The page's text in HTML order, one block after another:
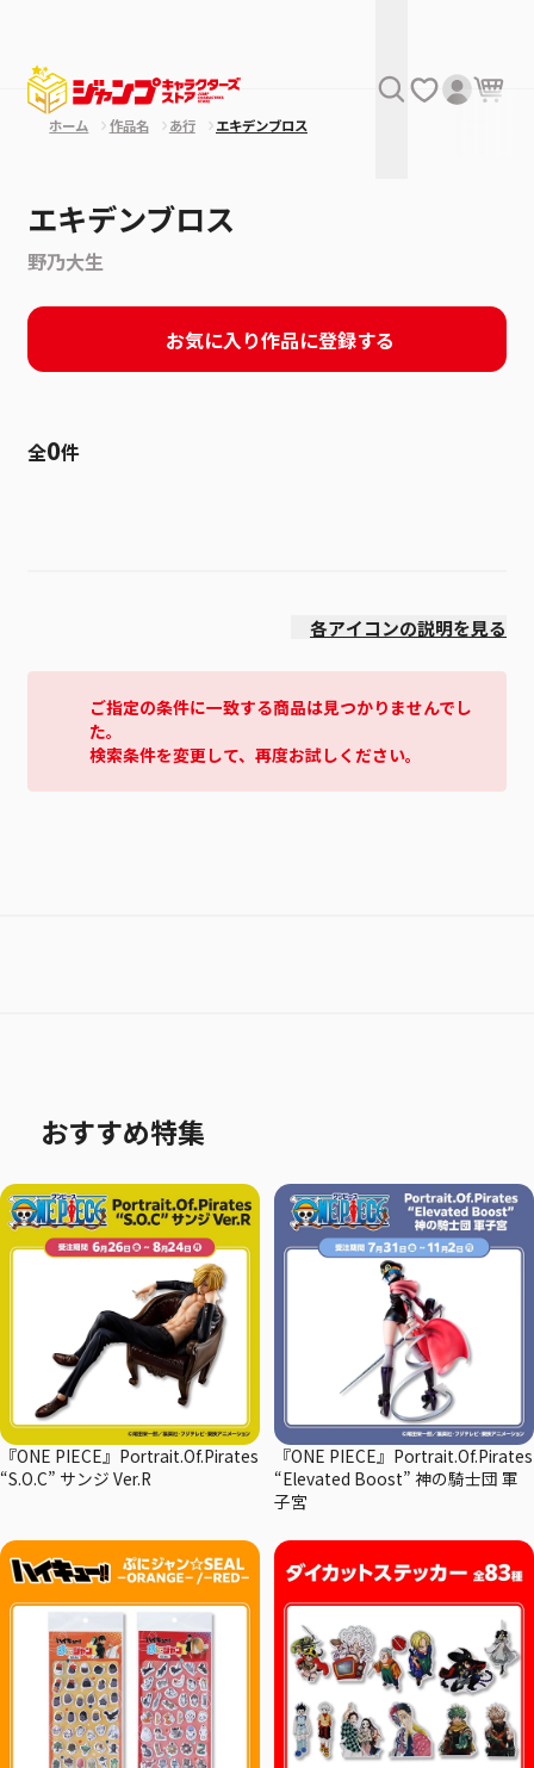
ホーム 作品名 あ行 エキデンブロス
エキデンブロス
野乃大生
お気に入り作品に登録する
全0件
各アイコンの説明を見る
ご指定の条件に一致する商品は見つかりませんでし
た。
検索条件を変更して、再度お試しください。
おすすめ特集
『ONE PIECE』Portrait.Of.Pirates
“S.O.C” サンジ Ver.R
『ONE PIECE』Portrait.Of.Pirates
“Elevated Boost” 神の騎士団 軍
子宮